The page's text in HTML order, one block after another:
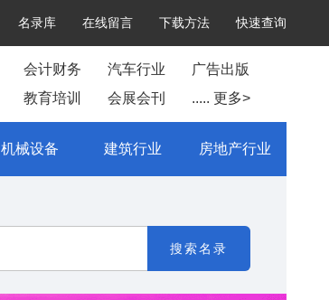
名录库 在线留言 下载方法 快速查询
会计财务 汽车行业
广告出版
教育培训 会展会刊 ..... 更多>
机械设备 建筑行业 房地产行业
搜索名录